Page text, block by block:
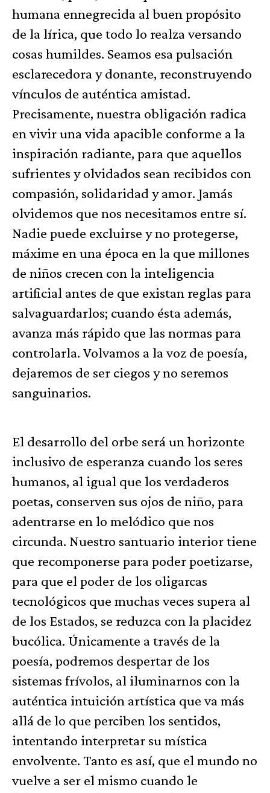
humana ennegrecida al buen propósito
de la lírica, que todo lo realza versando
cosas humildes. Seamos esa pulsación
esclarecedora y donante, reconstruyendo
vínculos de auténtica amistad.
Precisamente, nuestra obligación radica
en vivir una vida apacible conforme a la
inspiración radiante, para que aquellos
sufrientes y olvidados sean recibidos con
compasión, solidaridad y amor. Jamás
olvidemos que nos necesitamos entre sí.
Nadie puede excluirse y no protegerse,
máxime en una época en la que millones
de niños crecen con la inteligencia
artificial antes de que existan reglas para
salvaguardarlos; cuando ésta además,
avanza más rápido que las normas para
controlarla. Volvamos a la voz de poesía,
dejaremos de ser ciegos y no seremos
sanguinarios.
El desarrollo del orbe será un horizonte
inclusivo de esperanza cuando los seres
humanos, al igual que los verdaderos
poetas, conserven sus ojos de niño, para
adentrarse en lo melódico que nos
circunda. Nuestro santuario interior tiene
que recomponerse para poder poetizarse,
para que el poder de los oligarcas
tecnológicos que muchas veces supera al
de los Estados, se reduzca con la placidez
bucólica. Únicamente a través de la
poesía, podremos despertar de los
sistemas frívolos, al iluminarnos con la
auténtica intuición artística que va más
allá de lo que perciben los sentidos,
intentando interpretar su mística
envolvente. Tanto es así, que el mundo no
vuelve a ser el mismo cuando le